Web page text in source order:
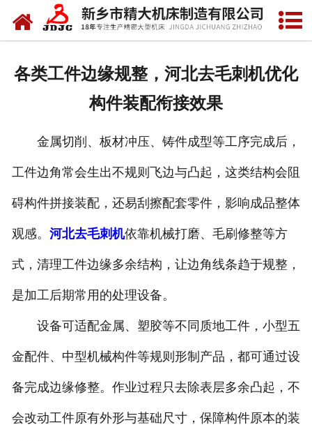
网站首页
视频中心
联系我们
各类工件边缘规整，河北去毛刺机优化
构件装配衔接效果
金属切削、板材冲压、铸件成型等工序完成后，
工件边角常会生出不规则飞边与凸起，这类结构会阻
碍构件拼接装配，还易刮擦配套零件，影响成品整体
观感。 河北去毛刺机依靠机械打磨、毛刷修整等方
式，清理工件边缘多余结构，让边角线条趋于规整，
是加工后期常用的处理设备。
设备可适配金属、塑胶等不同质地工件，小型五
金配件、中型机械构件等规则形制产品，都可通过设
备完成边缘修整。作业过程只去除表层多余凸起，不
会改动工件原有外形与基础尺寸，保障构件原本的装